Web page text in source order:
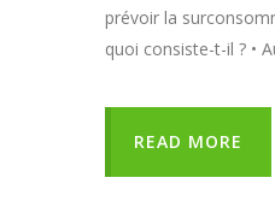
prévoir la
quoi consiste-t-il ? •
READ MORE